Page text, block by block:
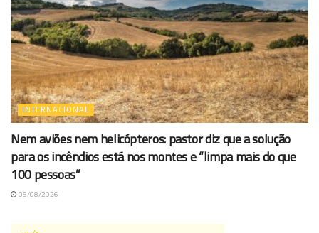
INTERNACIONAL
Nem aviões nem helicópteros: pastor diz que a solução
para os incêndios está nos montes e “limpa mais do que
100 pessoas”
05/08/2026